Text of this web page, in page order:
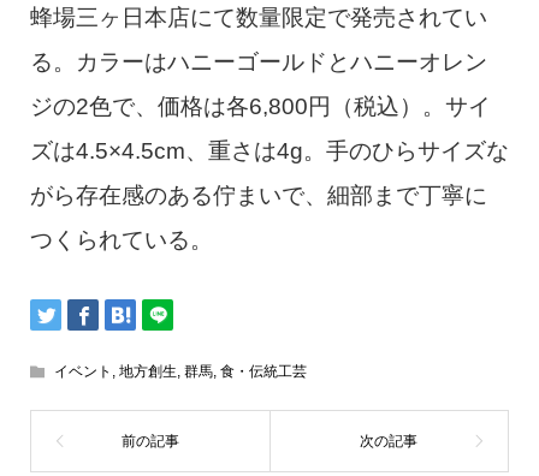
蜂場三ヶ日本店にて数量限定で発売されてい
る。カラーはハニーゴールドとハニーオレン
ジの2色で、価格は各6,800円（税込）。サイ
ズは4.5×4.5cm、重さは4g。手のひらサイズな
がら存在感のある佇まいで、細部まで丁寧に
つくられている。
イベント 地方創生 群馬, 食・伝統工芸